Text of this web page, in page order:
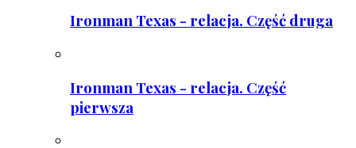
Ironman Texas - relacja. Część druga
Ironman Texas - relacja. Część
pierwsza